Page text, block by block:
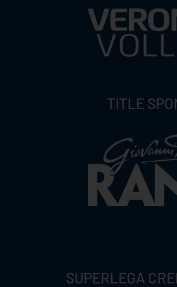
TITLE
SUPERLEGA